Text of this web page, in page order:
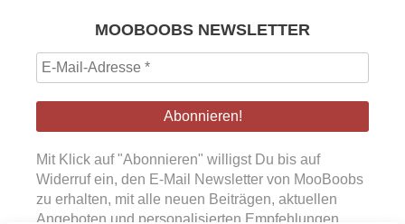
MOOBOOBS NEWSLETTER
E-
Mail-
Adresse
Mit Klick auf "Abonnieren" willigst Du bis auf
Widerruf ein, den E-Mail Newsletter von MooBoobs
zu erhalten, mit alle neuen Beiträgen, aktuellen
Angeboten und personalisierten Empfehlungen.